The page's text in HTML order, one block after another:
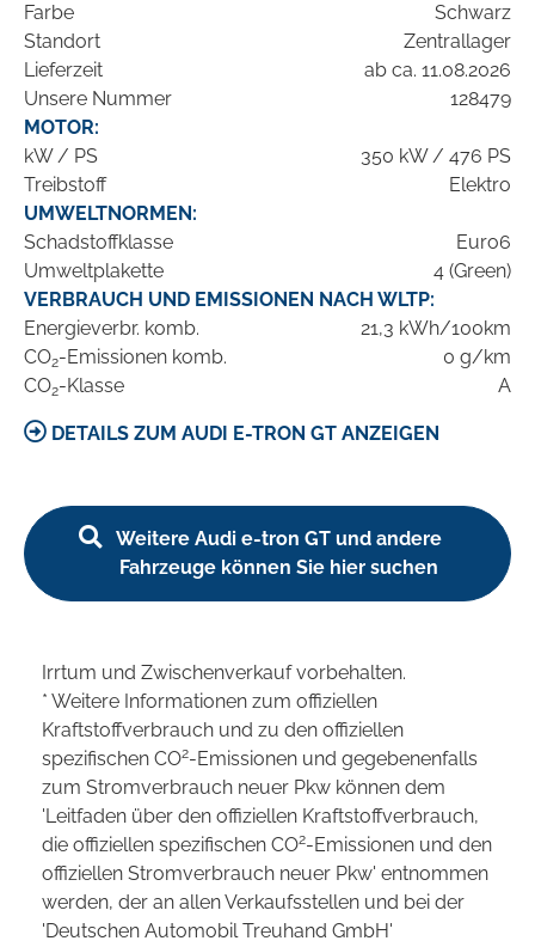
Farbe
Schwarz
Standort
Zentrallager
Lieferzeit
ab ca. 11.08.2026
Unsere Nummer
128479
MOTOR:
kW / PS
350 kW / 476 PS
Treibstoff
Elektro
UMWELTNORMEN:
Schadstoffklasse
Euro6
Umweltplakette
4 (Green)
VERBRAUCH UND EMISSIONEN NACH WLTP:
Energieverbr. komb.
21,3 kWh/100km
CO2-Emissionen komb.
0 g/km
CO2-Klasse A
DETAILS ZUM AUDI E-TRON GT ANZEIGEN
Weitere Audi e-tron GT und andere
Fahrzeuge können Sie hier suchen
Irrtum und Zwischenverkauf vorbehalten.
* Weitere Informationen zum offiziellen
Kraftstoffverbrauch und zu den offiziellen
spezifischen CO2-Emissionen und gegebenenfalls
zum Stromverbrauch neuer Pkw können dem
'Leitfaden über den offiziellen Kraftstoffverbrauch,
die offiziellen spezifischen CO2-Emissionen und den
offiziellen Stromverbrauch neuer Pkw' entnommen
werden, der an allen Verkaufsstellen und bei der
'Deutschen Automobil Treuhand GmbH'